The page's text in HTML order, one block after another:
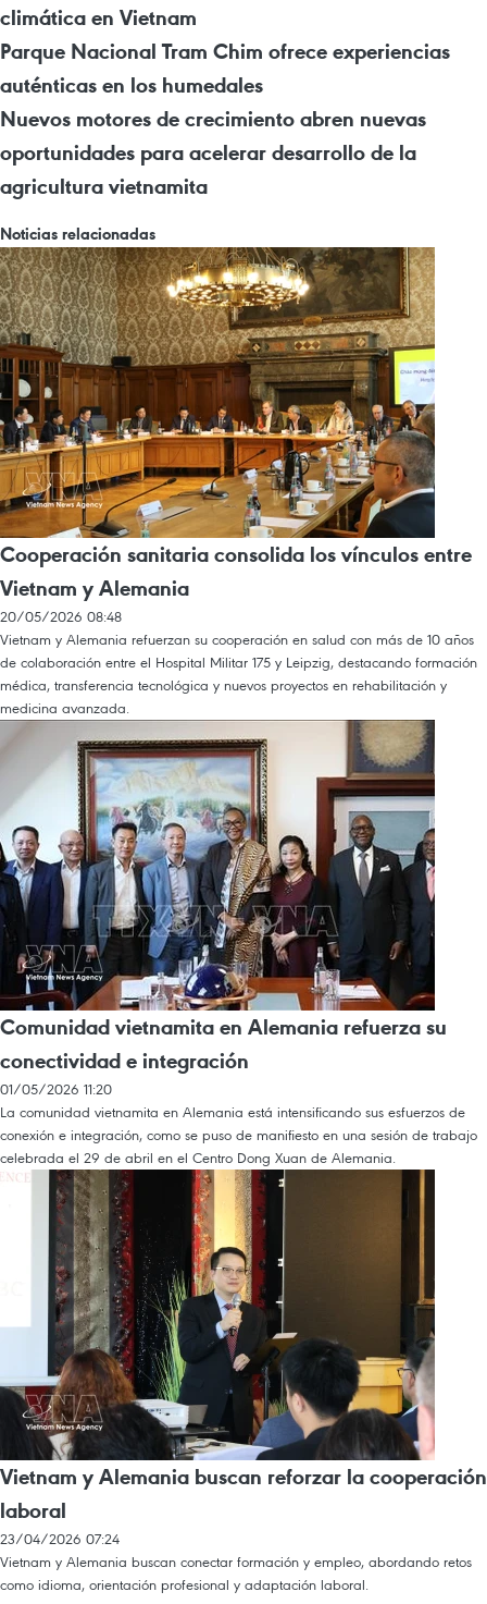
climática en Vietnam
Parque Nacional Tram Chim ofrece experiencias
auténticas en los humedales
Nuevos motores de crecimiento abren nuevas
oportunidades para acelerar desarrollo de la
agricultura vietnamita
Noticias relacionadas
Cooperación sanitaria consolida los vínculos entre
Vietnam y Alemania
20/05/2026 08:48
Vietnam y Alemania refuerzan su cooperación en salud con más de 10 años
de colaboración entre el Hospital Militar 175 y Leipzig, destacando formación
médica, transferencia tecnológica y nuevos proyectos en rehabilitación y
medicina avanzada.
Comunidad vietnamita en Alemania refuerza su
conectividad e integración
01/05/2026 11:20
La comunidad vietnamita en Alemania está intensificando sus esfuerzos de
conexión e integración, como se puso de manifiesto en una sesión de trabajo
celebrada el 29 de abril en el Centro Dong Xuan de Alemania.
Vietnam y Alemania buscan reforzar la cooperación
laboral
23/04/2026 07:24
Vietnam y Alemania buscan conectar formación y empleo, abordando retos
como idioma, orientación profesional y adaptación laboral.